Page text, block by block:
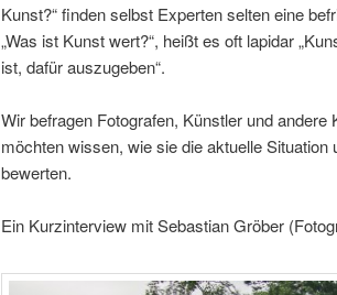
Kunst?“ finden selbst Experten selten eine
„Was ist Kunst wert?“, heißt es oft lapidar
ist, dafür auszugeben“.
Wir befragen Fotografen, Künstler und
möchten wissen, wie sie die aktuelle
bewerten.
Ein Kurzinterview mit Sebastian Gröber